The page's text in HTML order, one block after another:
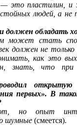
это пластилин, и
людей, а не
должен обладать
может стать
должен не только
как это
знать, что при
открытую
первых». В
но опыт
шумные (смеется).